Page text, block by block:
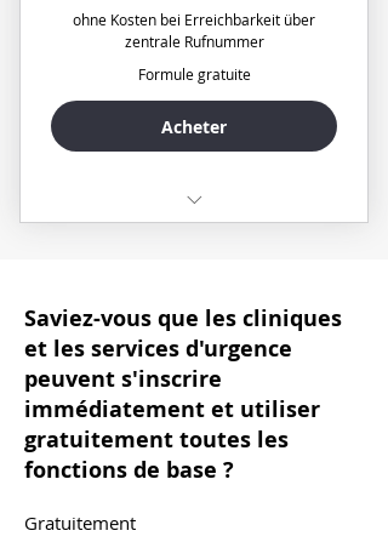
❌ Unbegrenzte Anzahl an Nutzern
✅ Dienstplanung automatisch
✅ Automatische Information über
nach Länge und Tag
✅ Individuelles Punktesystem für
geleistete Dienste
✅ Automatischer Anruf bei
Dienstbeginn und Emailerinnerug
❌ WhatsApp Integration (in
ohne Kosten bei Erreichbarkeit über
zentrale Rufnummer
Formule gratuite
Acheter
Rufnummer durch Eingabe PLZ
✅Dienste sichtbar auf automatisch
erstellter Internetseite
✅Benachrichtigung über
kommende Dienste
✅Weiterleitung an dt.
Saviez-vous que les cliniques
et les services d'urgence
peuvent s'inscrire
immédiatement et utiliser
gratuitement toutes les
fonctions de base ?
Gratuitement